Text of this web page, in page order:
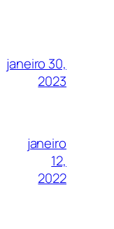
janeiro 30,
2023
janeiro
12,
2022